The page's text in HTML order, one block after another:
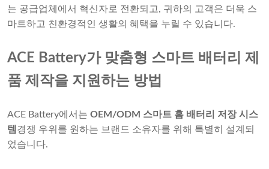
는 공급업체에서 혁신자로 전환되고, 귀하의 고객은 더욱 스
마트하고 친환경적인 생활의 혜택을 누릴 수 있습니다.
ACE Battery가 맞춤형 스마트 배터리 제
품 제작을 지원하는 방법
ACE Battery에서는 OEM/ODM 스마트 홈 배터리 저장 시스
템 경쟁 우위를 원하는 브랜드 소유자를 위해 특별히 설계되
었습니다.